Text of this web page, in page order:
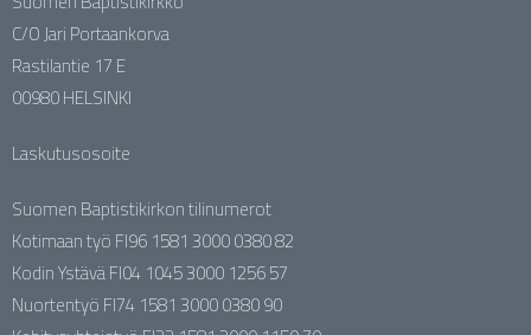
C/O Jari Portaankorva
Rastilantie 17 E
00980 HELSINKI
Laskutusosoite
Suomen Baptistikirkon tilinumerot
Kotimaan työ FI96 1581 3000 0380 82
Kodin Ystävä FI04 1045 3000 1256 57
Nuortentyö FI74 1581 3000 0380 90